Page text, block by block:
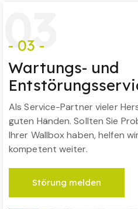
03
- 03 -
Wartungs- und
Als Service-Partner vieler
guten Händen. Sollten Sie
Ihrer Wallbox haben, helfen
kompetent weiter.
Störung melden